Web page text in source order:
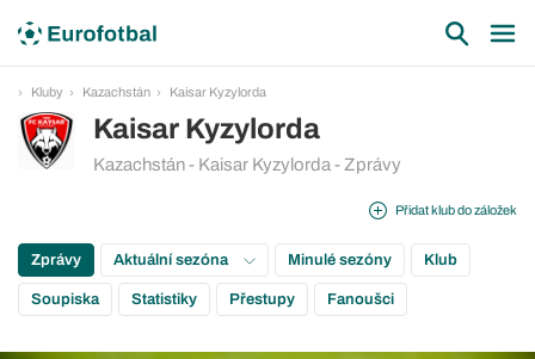
Kluby Kazachstán Kaisar Kyzylorda
Kaisar Kyzylorda
Kazachstán - Kaisar Kyzylorda - Zprávy
Přidat klub do záložek
Zprávy Aktuální sezóna Minulé sezóny Klub
Soupiska Statistiky Přestupy Fanoušci